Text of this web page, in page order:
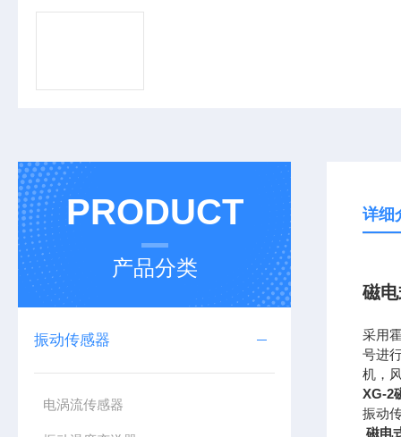
PRODUCT
产品分类
振动传感器
电涡流传感器
详细
磁
采用
号进
机，
XG-2
振动
磁电